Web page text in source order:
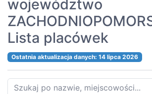
województwo
Lista placówek
Ostatnia aktualizacja danych: 14 lipca 2026